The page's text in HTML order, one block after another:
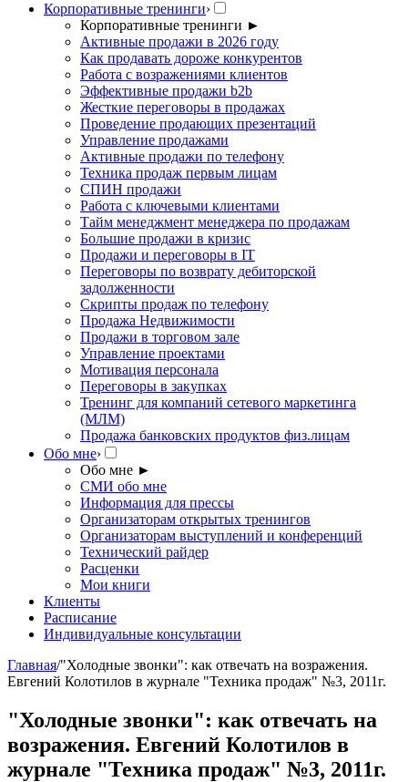
Корпоративные тренинги›
Корпоративные тренинги ►
Активные продажи в 2026 году
Как продавать дороже конкурентов
Работа с возражениями клиентов
Эффективные продажи b2b
Жесткие переговоры в продажах
Проведение продающих презентаций
Управление продажами
Активные продажи по телефону
Техника продаж первым лицам
СПИН продажи
Работа с ключевыми клиентами
Тайм менеджмент менеджера по продажам
Большие продажи в кризис
Продажи и переговоры в IT
Переговоры по возврату дебиторской
задолженности
Скрипты продаж по телефону
Продажа Недвижимости
Продажи в торговом зале
Управление проектами
Мотивация персонала
Переговоры в закупках
Тренинг для компаний сетевого маркетинга
(МЛМ)
Продажа банковских продуктов физ.лицам
Обо мне›
Обо мне ►
СМИ обо мне
Информация для прессы
Организаторам открытых тренингов
Организаторам выступлений и конференций
Технический райдер
Расценки
Мои книги
Клиенты
Расписание
Индивидуальные консультации
Главная/"Холодные звонки": как отвечать на возражения.
Евгений Колотилов в журнале "Техника продаж" №3, 2011г.
"Холодные звонки": как отвечать на
возражения. Евгений Колотилов в
журнале "Техника продаж" №3, 2011г.